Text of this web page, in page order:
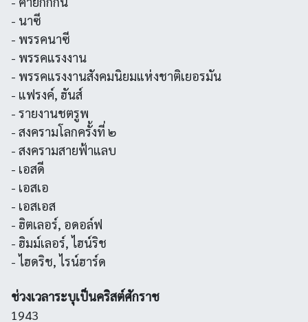
- นาซี
- พรรคนาซี
- พรรคแรงงาน
- พรรคแรงงานสังคมนิยมแห่งชาติเยอรมัน
- แฟรงค์, ฮันส์
- รายงานชตรูพ
- สงครามโลกครั้งที่ ๒
- สงครามสายฟ้าแลบ
- เอสดี
- เอสเอ
- เอสเอส
- ฮิตเลอร์, อดอล์ฟ
- ฮิมม์เลอร์, ไฮน์ริช
- ไฮดริช, ไรน์ฮาร์ด
ช่วงเวลาระบุเป็นคริสต์ศักราช
1943